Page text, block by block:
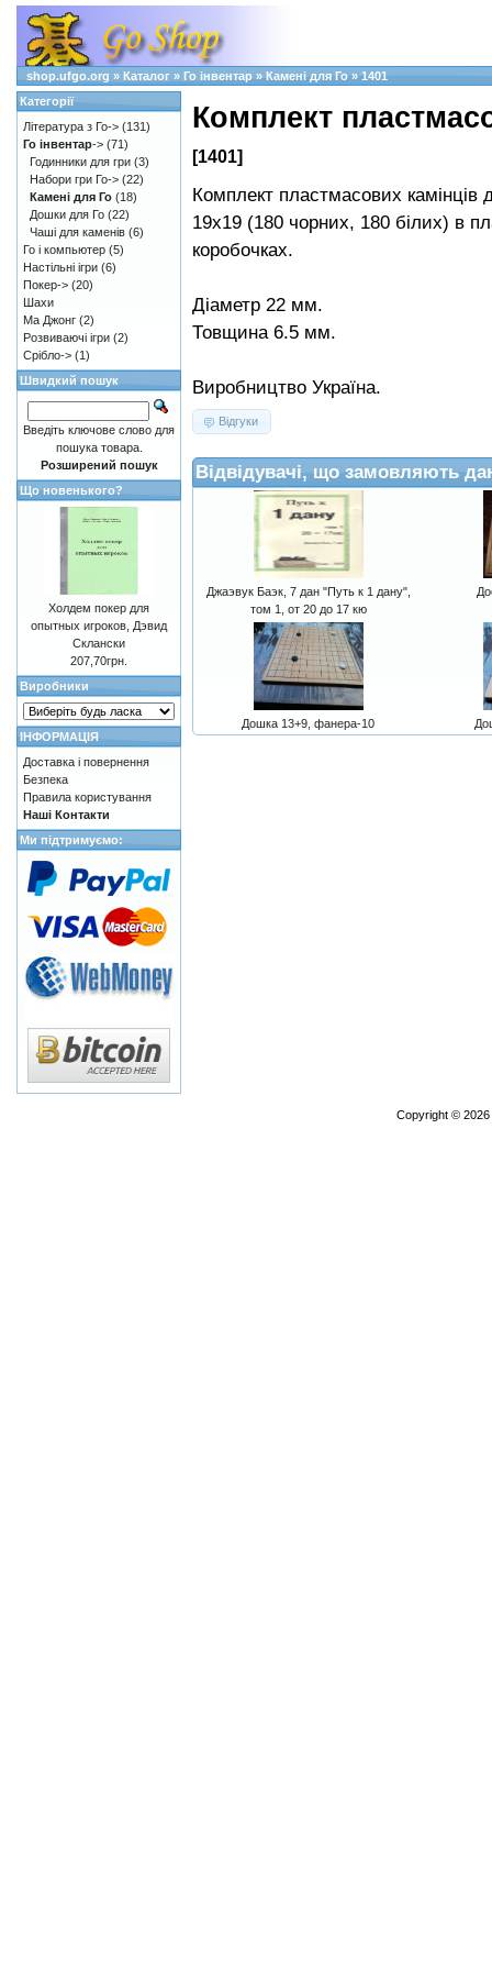
shop.ufgo.org » Каталог » Го інвентар » Камені для Го » 1401
Комплект
[1401]
Комплект пластмасових камінців
19х19 (180 чорних, 180 білих) в
коробочках.
Діаметр 22 мм.
Товщина 6.5 мм.
Виробництво Україна.
Відгуки
Відвідувачі, що замовляють
Джаэвук Баэк, 7 дан "Путь к 1 дану",
том 1, от 20 до 17 кю
Дошка 13+9, фанера-10
Категорії
Література з Го-> (131)
Го інвентар-> (71)
Годинники для гри (3)
Набори гри Го-> (22)
Камені для Го (18)
Дошки для Го (22)
Чаші для каменів (6)
Го і компьютер (5)
Настільні ігри (6)
Покер-> (20)
Шахи
Ма Джонг (2)
Розвиваючі ігри (2)
Срібло-> (1)
Швидкий пошук
Введіть ключове слово для
пошука товара.
Розширений пошук
Що новенького?
Холдем покер для
опытных игроков, Дэвид
Склански
207,70грн.
Виробники
ІНФОРМАЦІЯ
Доставка і повернення
Безпека
Правила користування
Наші Контакти
Ми підтримуємо:
Copyright © 2026